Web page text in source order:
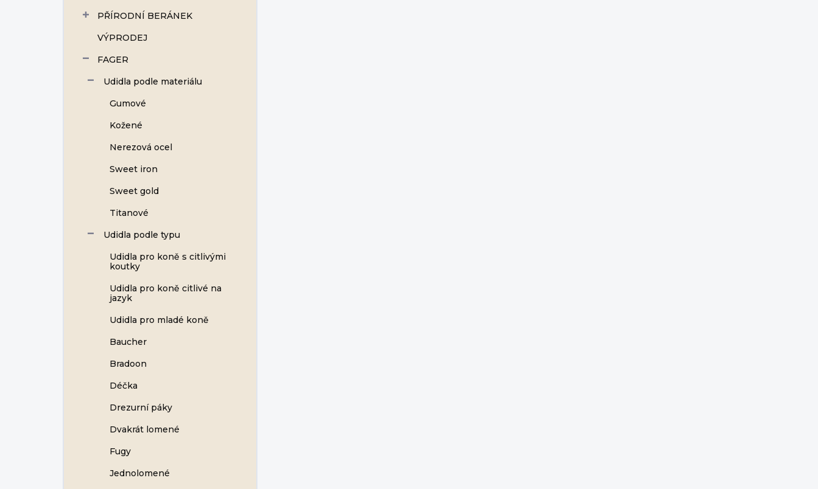
PŘÍRODNÍ BERÁNEK
VÝPRODEJ
FAGER
Udidla podle materiálu
Gumové
Kožené
Nerezová ocel
Sweet iron
Sweet gold
Titanové
Udidla podle typu
Udidla pro koně s citlivými
koutky
Udidla pro koně citlivé na
jazyk
Udidla pro mladé koně
Baucher
Bradoon
Déčka
Drezurní páky
Dvakrát lomené
Fugy
Jednolomené